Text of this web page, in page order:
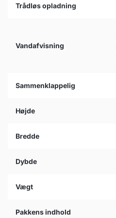
Trådløs opladning
Vandafvisning
Sammenklappelig
Højde
Bredde
Dybde
Vægt
Pakkens indhold